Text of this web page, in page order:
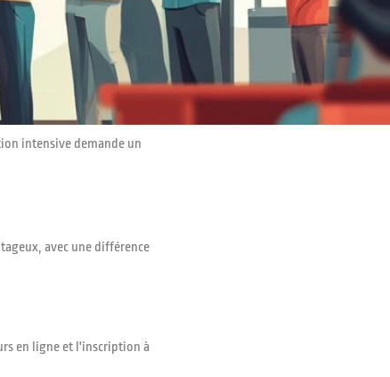
intensive demande un
avec une différence
en ligne et l'inscription à